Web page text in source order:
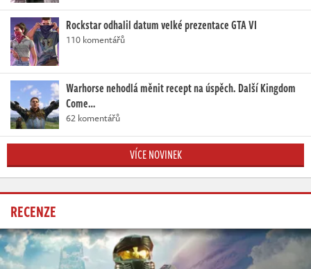
Rockstar odhalil datum velké prezentace GTA VI
110 komentářů
Warhorse nehodlá měnit recept na úspěch. Další Kingdom
Come…
62 komentářů
VÍCE NOVINEK
RECENZE